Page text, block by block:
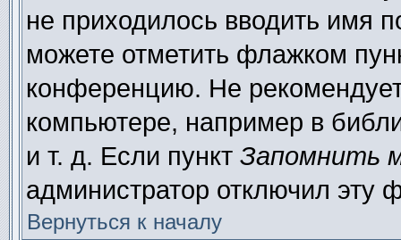
не приходилось вводить имя
можете отметить флажком
конференцию. Не
компьютере, например в
и т. д. Если пункт Запомнить
администратор отключил эту
Вернуться к началу